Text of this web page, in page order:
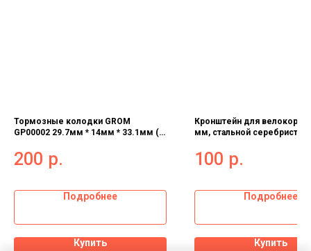
Тормозные колодки GROM
GP00002 29.7мм * 14мм * 33.1мм (1
200 р.
Подробнее
Купить
Кронштейн для
мм, стальной серебристый
100 р.
Подробнее
Купить